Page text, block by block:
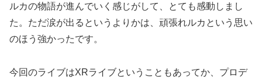
ルカの物語が進んでいく感じがして、とても感動しまし
た。ただ涙が出るというよりかは、頑張れルカという思い
のほう強かったです。
今回のライブはXRライブということもあってか、プロデ